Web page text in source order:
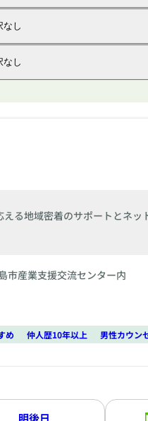
なし
なし
る地域密着のサポートとネッ
産業支援交流センター内
め 仲人歴10年以上 男性カウン
明後日